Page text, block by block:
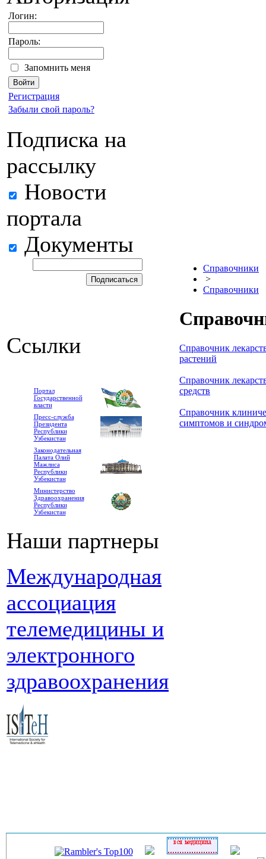
Логин:
Пароль:
Запомнить меня
Регистрация
Забыли свой пароль?
Подписка на
рассылку
Новости
портала
Документы
Ссылки
Портал
Государственной
власти
Пресс-служба
Президента
Республики
Узбекистан
Законодательная
Палата Олий
Мажлиса
Республики
Узбекистан
Министерство
Здравоохранения
Республики
Узбекистан
Наши партнеры
Международная
ассоциация
телемедицины и
электронного
здравоохранения
Справочники
>
Справочники
Справочник
растений
Справочник
средств
Справочник
симптомов и